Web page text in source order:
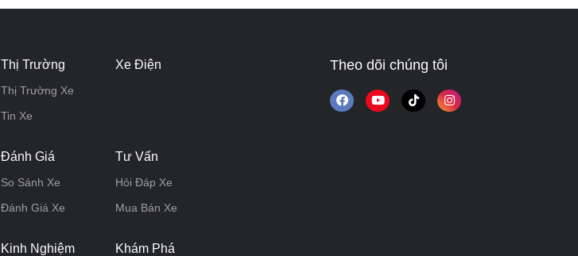
Thị Trường
Thị Trường Xe
Tin Xe
Xe Điện
Đánh Giá
So Sánh Xe
Đánh Giá Xe
Tư Vấn
Hỏi Đáp Xe
Mua Bán Xe
Kinh Nghiệm Khám Phá
Theo dõi chúng tôi